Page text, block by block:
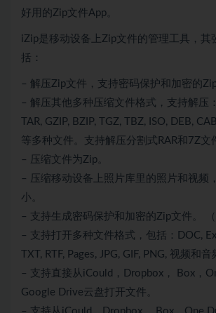
好用的Zip文件App。
iZip是移动设备上Zip文件的管理工具，其
括：
– 解压Zip文件，支持密码保护和加密的Zip
– 解压其他多种压缩文件格式，支持解压
TAR, GZIP, BZIP, TGZ, TBZ, ISO, DEB,
等多种文件。支持解压分割式RAR和7Z文
– 压缩文件为Zip。
– 压缩移动设备上照片库里的照片和视频
小。
– 支持生成密码保护和加密的Zip文件。 （
– 支持打开多种文件格式，包括：DOC,
TXT, RTF, Pages, JPG, GIF, PNG, 视频和音
– 支持直接从iCould，Dropbox， Box，
Google Drive云盘打开文件。